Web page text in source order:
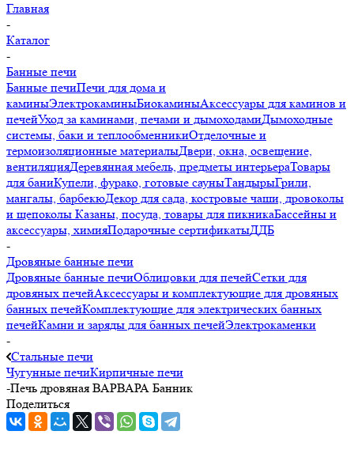
Главная
-
Каталог
-
Банные печи
Банные печиПечи для дома и
каминыЭлектрокаминыБиокаминыАксессуары для каминов и
печейУход за каминами, печами и дымоходамиДымоходные
системы, баки и теплообменникиОтделочные и
термоизоляционные материалыДвери, окна, освещение,
вентиляцияДеревянная мебель, предметы интерьераТовары
для баниКупели, фурако, готовые сауныТандырыГрили,
мангалы, барбекюДекор для сада, костровые чаши, дровоколы
и щепоколы Казаны, посуда, товары для пикникаБассейны и
аксессуары, химияПодарочные сертификатыДДБ
-
Дровяные банные печи
Дровяные банные печиОблицовки для печейСетки для
дровяных печейАксессуары и комплектующие для дровяных
банных печейКомплектующие для электрических банных
печейКамни и заряды для банных печейЭлектрокаменки
-
Стальные печи
Чугунные печиКирпичные печи
-Печь дровяная ВАРВАРА Банник
Поделиться